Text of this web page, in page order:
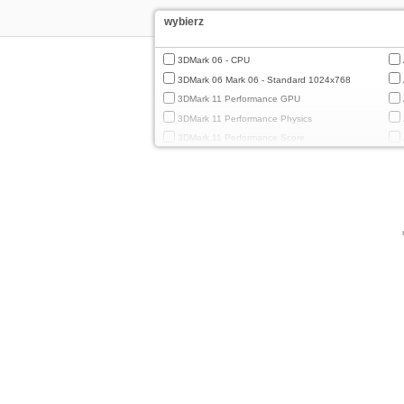
wybierz
3DMark 06 - CPU
3DMark 06 Mark 06 - Standard 1024x768
3DMark 11 Performance GPU
3DMark 11 Performance Physics
3DMark 11 Performance Score